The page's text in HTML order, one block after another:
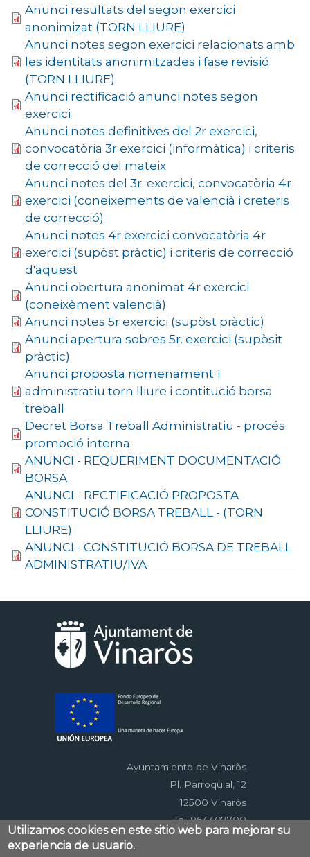
Anunci resultats del segon exercici
anonimizat (TORN LLIURE)
Anunci notes segon exercici relacionats amb
les identitats anonimitzades i fase revisió
(TORN LLIURE)
Anunci rectificació anunci notes segon
exercici
Anunci notes definitives del 2r exercici,
convocatòria 3r exercici (informàtica) i criteris
de correcció del mateix
Anunci notes del 3r. exercici, convocatòria 4r
exercici (coneixements de valencià i creteris
de correcció)
Anunci notes 4r exercici convocatòria 4r
exercici (supòst pràctic) i criteris de correcció
d'aquest
Anunci obertura anonimat 4r exercici
(coneixèment valencià)
Anunci notes 5r exercici (supòst pràctic)
Anunci apertura sobres 5r. exercici (supòsit
pràctic)
Anunci proposta nomenament 1
administratiu torn lliure i contitució borsa
treball
Decret Borsa Treball Administratiu - procés
promoció interna
ANUNCI - REQUERIMENT DOCUMENTACIÓ
BORSA
ANUNCI - RECTIFICACIÓ PROPOSTA
CONSTITUCIÓ BORSA TREBALL - (TORN
LLIURE)
ANUNCI - CONSTITUCIÓ BORSA DE TREBALL
ADMINISTRATIU/IVA
Ayuntamiento de Vinaròs
Pl. Parroquial, 12
12500 Vinaròs
Tel. 964407700
Utilizamos cookies en este sitio web para mejorar su
experiencia de usuario.